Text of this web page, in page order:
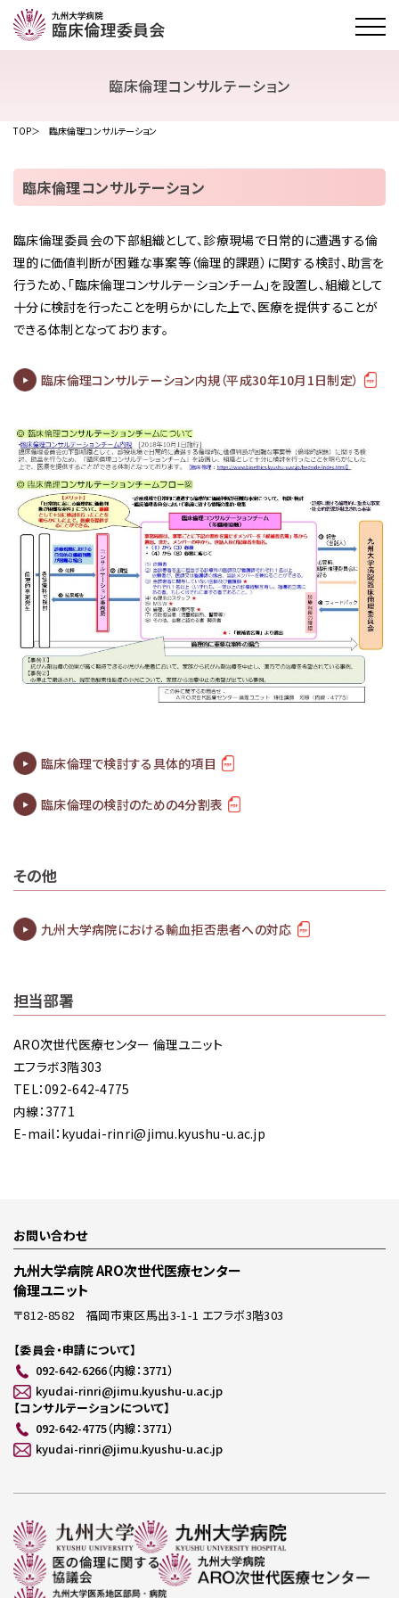
臨床倫理コンサルテーション
TOP 臨床倫理コンサルテーション
臨床倫理コンサルテーション
臨床倫理委員会の下部組織として、診療現場で日常的に遭遇する倫
理的に価値判断が困難な事案等（倫理的課題）に関する検討、助言を
行うため、「臨床倫理コンサルテーションチーム」を設置し、組織として
十分に検討を行ったことを明らかにした上で、医療を提供することが
できる体制となっております。
臨床倫理コンサルテーション内規（平成30年10月1日制定）
臨床倫理で検討する具体的項目
臨床倫理の検討のための4分割表
その他
九州大学病院における輸血拒否患者への対応
担当部署
ARO次世代医療センター 倫理ユニット
エフラボ3階303
TEL：092-642-4775
内線：3771
E-mail：kyudai-rinri@jimu.kyushu-u.ac.jp
お問い合わせ
九州大学病院 ARO次世代医療センター
倫理ユニット
〒812-8582 福岡市東区馬出3-1-1 エフラボ3階303
【委員会・申請について】
092-642-6266（内線：3771）
kyudai-rinri@jimu.kyushu-u.ac.jp
【コンサルテーションについて】
092-642-4775（内線：3771）
kyudai-rinri@jimu.kyushu-u.ac.jp